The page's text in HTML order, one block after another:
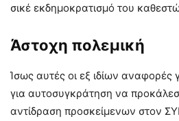
σικέ εκδημοκρατισμό του
Άστοχη πολεμική
Ίσως αυτές οι εξ ιδίων αναφορές
για αυτοσυγκράτηση να
αντίδραση προσκείμενων στον